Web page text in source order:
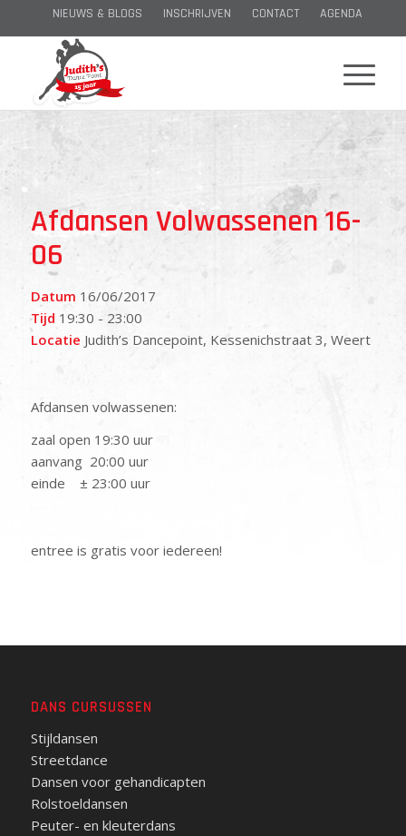
NIEUWS & BLOGS INSCHRIJVEN CONTACT AGENDA
Afdansen Volwassenen 16-
06
Datum 16/06/2017
Tijd 19:30 - 23:00
Locatie Judith’s Dancepoint, Kessenichstraat 3, Weert
Afdansen volwassenen:
zaal open 19:30 uur
aanvang 20:00 uur
einde ± 23:00 uur
entree is gratis voor iedereen!
DANS CURSUSSEN
Stijldansen
Streetdance
Dansen voor gehandicapten
Rolstoeldansen
Peuter- en kleuterdans